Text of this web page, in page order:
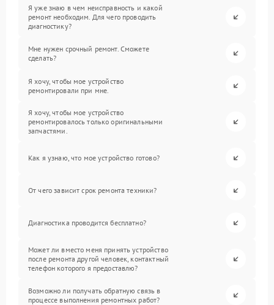
Я уже знаю в чем неисправность и какой
ремонт необходим. Для чего проводить
диагностику?
Мне нужен срочный ремонт. Сможете
сделать?
Я хочу, чтобы мое устройство
ремонтировали при мне.
Я хочу, чтобы мое устройство
ремонтировалось только оригинальными
запчастями.
Как я узнаю, что мое устройство готово?
От чего зависит срок ремонта техники?
Диагностика проводится бесплатно?
Может ли вместо меня принять устройство
после ремонта другой человек, контактный
телефон которого я предоставлю?
Возможно ли получать обратную связь в
процессе выполнения ремонтных работ?